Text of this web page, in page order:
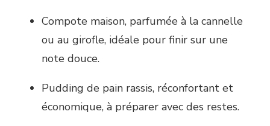
Compote maison, parfumée à la cannelle
ou au girofle, idéale pour finir sur une
note douce.
Pudding de pain rassis, réconfortant et
économique, à préparer avec des restes.